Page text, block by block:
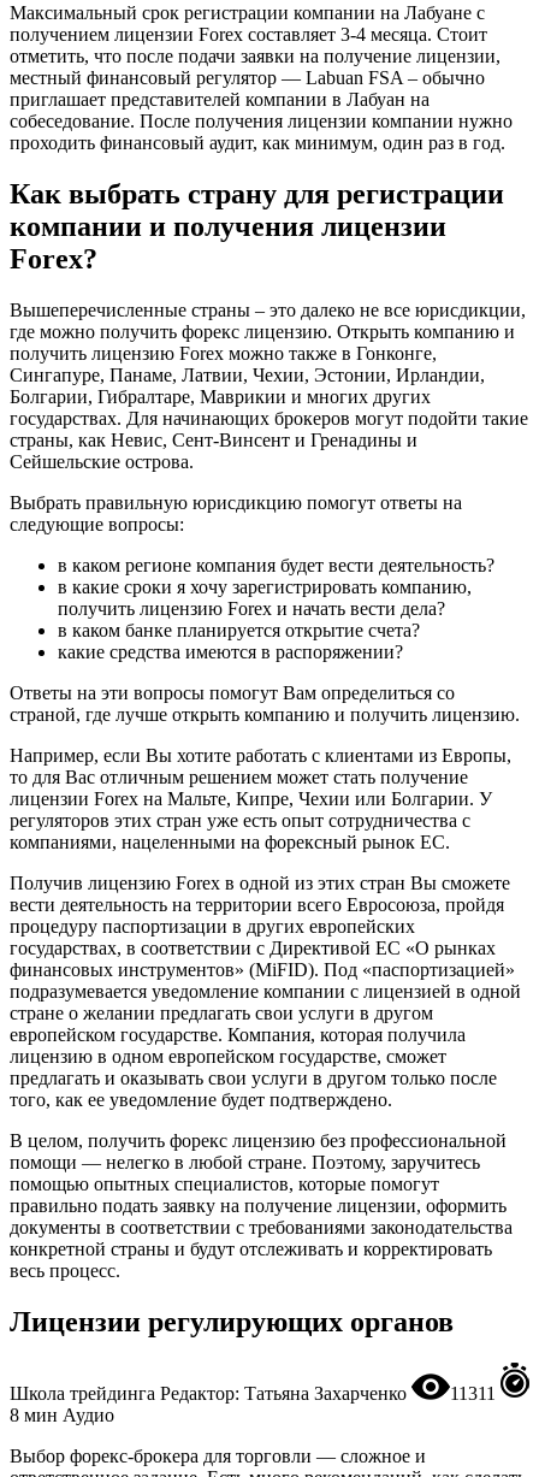
Максимальный срок регистрации компании на Лабуане с
получением лицензии Forex составляет 3-4 месяца. Стоит
отметить, что после подачи заявки на получение лицензии,
местный финансовый регулятор — Labuan FSA – обычно
приглашает представителей компании в Лабуан на
собеседование. После получения лицензии компании нужно
проходить финансовый аудит, как минимум, один раз в год.
Как выбрать страну для регистрации
компании и получения лицензии
Forex?
Вышеперечисленные страны – это далеко не все юрисдикции,
где можно получить форекс лицензию. Открыть компанию и
получить лицензию Forex можно также в Гонконге,
Сингапуре, Панаме, Латвии, Чехии, Эстонии, Ирландии,
Болгарии, Гибралтаре, Маврикии и многих других
государствах. Для начинающих брокеров могут подойти такие
страны, как Невис, Сент-Винсент и Гренадины и
Сейшельские острова.
Выбрать правильную юрисдикцию помогут ответы на
следующие вопросы:
в каком регионе компания будет вести деятельность?
в какие сроки я хочу зарегистрировать компанию,
получить лицензию Forex и начать вести дела?
в каком банке планируется открытие счета?
какие средства имеются в распоряжении?
Ответы на эти вопросы помогут Вам определиться со
страной, где лучше открыть компанию и получить лицензию.
Например, если Вы хотите работать с клиентами из Европы,
то для Вас отличным решением может стать получение
лицензии Forex на Мальте, Кипре, Чехии или Болгарии. У
регуляторов этих стран уже есть опыт сотрудничества с
компаниями, нацеленными на форексный рынок ЕС.
Получив лицензию Forex в одной из этих стран Вы сможете
вести деятельность на территории всего Евросоюза, пройдя
процедуру паспортизации в других европейских
государствах, в соответствии с Директивой ЕС «О рынках
финансовых инструментов» (MiFID). Под «паспортизацией»
подразумевается уведомление компании с лицензией в одной
стране о желании предлагать свои услуги в другом
европейском государстве. Компания, которая получила
лицензию в одном европейском государстве, сможет
предлагать и оказывать свои услуги в другом только после
того, как ее уведомление будет подтверждено.
В целом, получить форекс лицензию без профессиональной
помощи — нелегко в любой стране. Поэтому, заручитесь
помощью опытных специалистов, которые помогут
правильно подать заявку на получение лицензии, оформить
документы в соответствии с требованиями законодательства
конкретной страны и будут отслеживать и корректировать
весь процесс.
Лицензии регулирующих органов
Школа трейдинга Редактор: Татьяна Захарченко
11311
8 мин Аудио
Выбор форекс-брокера для торговли — сложное и